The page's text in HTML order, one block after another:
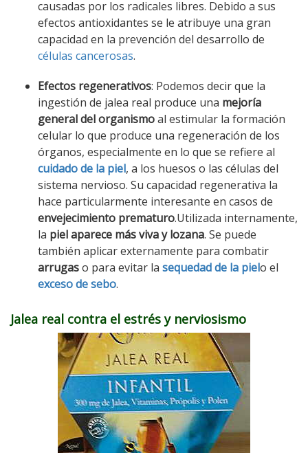
causadas por los radicales libres. Debido a sus
efectos antioxidantes se le atribuye una gran
capacidad en la prevención del desarrollo de
células cancerosas.
Efectos regenerativos: Podemos decir que la
ingestión de jalea real produce una mejoría
general del organismoal estimular la formación
celular lo que produce una regeneración de los
órganos, especialmente en lo que se refiere al
cuidado de la piel, a los huesos o las células del
sistema nervioso. Su capacidad regenerativa la
hace particularmente interesante en casos de
envejecimiento prematuro.Utilizada internamente,
la piel aparece más viva y lozana. Se puede
también aplicar externamente para combatir
arrugaso para evitar la sequedad de la pielo el
exceso de sebo.
Jalea real contra el estrés y nerviosismo